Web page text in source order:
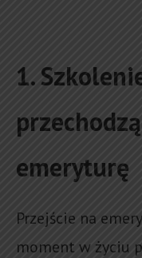
1.
emeryturę
Przejście na
moment w życiu